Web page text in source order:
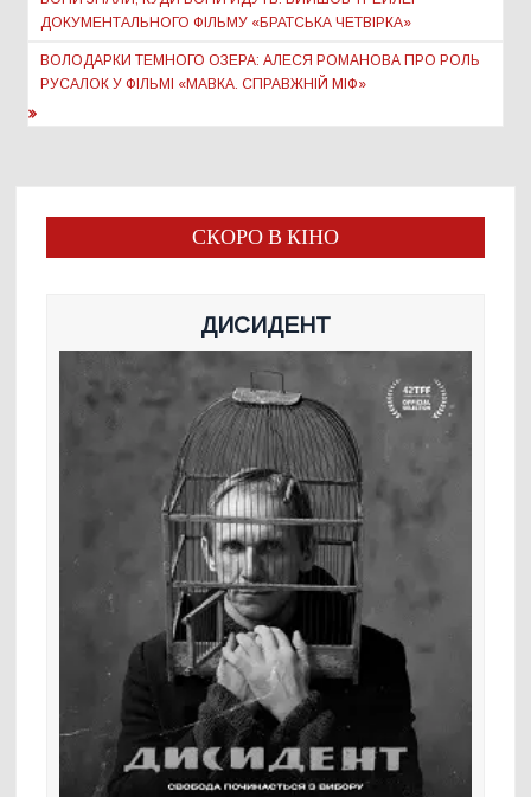
записів
ДОКУМЕНТАЛЬНОГО ФІЛЬМУ «БРАТСЬКА ЧЕТВІРКА»
ВОЛОДАРКИ ТЕМНОГО ОЗЕРА: АЛЕСЯ РОМАНОВА ПРО РОЛЬ
РУСАЛОК У ФІЛЬМІ «МАВКА. СПРАВЖНІЙ МІФ»
СКОРО В КІНО
ДИСИДЕНТ